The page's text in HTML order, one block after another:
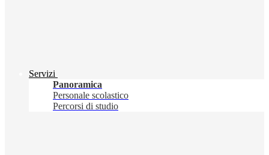
Servizi
Panoramica
Personale scolastico
Percorsi di studio